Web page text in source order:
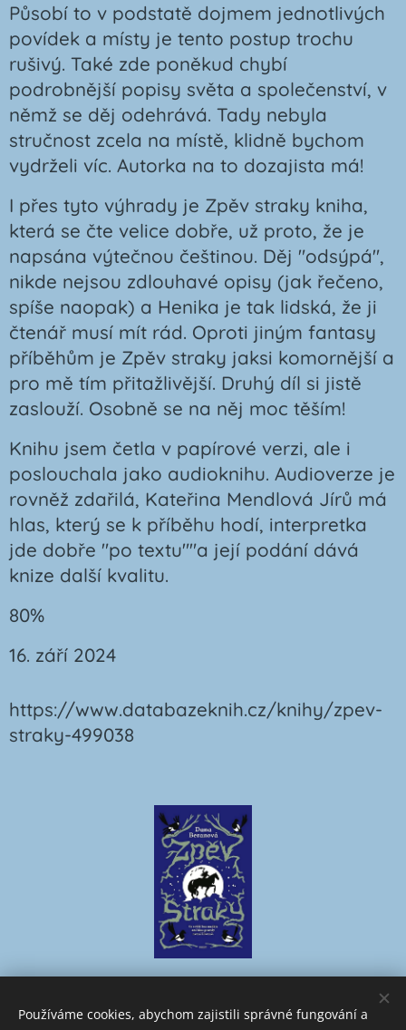
Působí to v podstatě dojmem jednotlivých
povídek a místy je tento postup trochu
rušivý. Také zde poněkud chybí
podrobnější popisy světa a společenství, v
němž se děj odehrává. Tady nebyla
stručnost zcela na místě, klidně bychom
vydrželi víc. Autorka na to dozajista má!
I přes tyto výhrady je Zpěv straky kniha,
která se čte velice dobře, už proto, že je
napsána výtečnou češtinou. Děj "odsýpá",
nikde nejsou zdlouhavé opisy (jak řečeno,
spíše naopak) a Henika je tak lidská, že ji
čtenář musí mít rád. Oproti jiným fantasy
příběhům je Zpěv straky jaksi komornější a
pro mě tím přitažlivější. Druhý díl si jistě
zaslouží. Osobně se na něj moc těším!
Knihu jsem četla v papírové verzi, ale i
poslouchala jako audioknihu. Audioverze je
rovněž zdařilá, Kateřina Mendlová Jírů má
hlas, který se k příběhu hodí, interpretka
jde dobře "po textu""a její podání dává
knize další kvalitu.
80%
16. září 2024
https://www.databazeknih.cz/knihy/zpev-
straky-499038
Obrázky poskytlPexels
Používáme cookies, abychom zajistili správné fungování a